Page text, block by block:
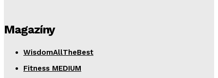
Magazíny
WisdomAllTheBest
Fitness MEDIUM